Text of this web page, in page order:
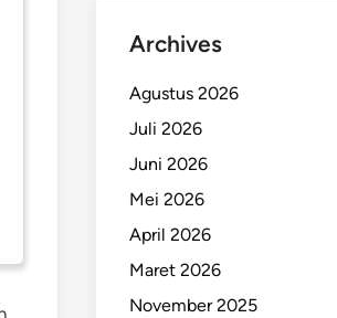
Archives
Agustus 2026
Juli 2026
Juni 2026
Mei 2026
April 2026
Maret 2026
November 2025